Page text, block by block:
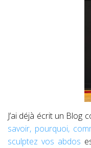
J’ai déjà écrit un Blog
savoir, pourquoi,
sculptez vos abdos